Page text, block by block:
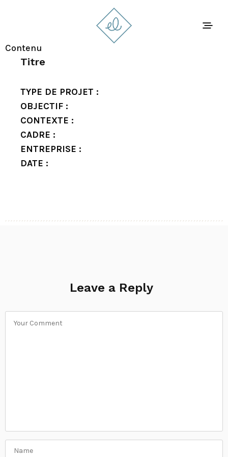
Contenu
Titre
TYPE DE PROJET :
OBJECTIF :
CONTEXTE :
CADRE :
ENTREPRISE :
DATE :
Leave a Reply